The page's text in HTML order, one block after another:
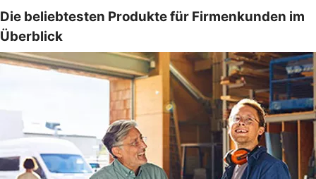
Die beliebtesten Produkte für Firmenkunden im
Überblick